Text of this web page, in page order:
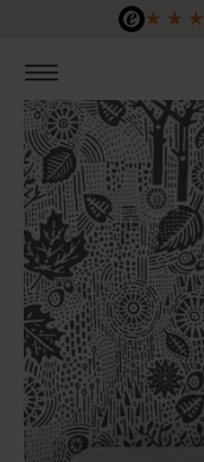
Zum Hauptinhalt ★ ★ ★